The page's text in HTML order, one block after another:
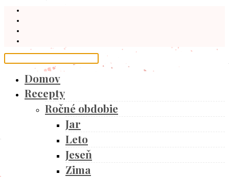
Domov
Recepty
Ročné obdobie
Jar
Leto
Jeseň
Zima